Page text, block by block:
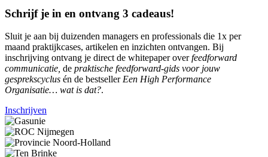
Schrijf je in en ontvang 3 cadeaus!
Sluit je aan bij duizenden managers en professionals die 1x per
maand praktijkcases, artikelen en inzichten ontvangen. Bij
inschrijving ontvang je direct de whitepaper overfeedforward
communicatie, de praktische feedforward-gids voor jouw
gesprekscyclus én de bestseller Een High Performance
Organisatie… wat is dat?.
Inschrijven